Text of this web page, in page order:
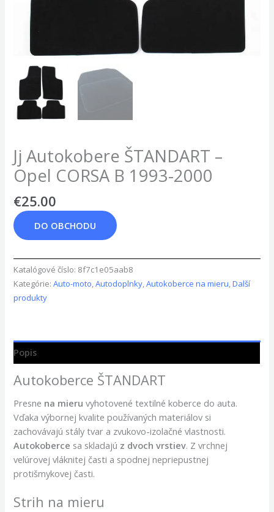
Jj Autokobere ŠTANDART –
Opel CORSA B 1993-2000
€25.00
DO OBCHODU
Katalógové číslo: 8f7c1e05aab8
Kategórie:Auto-moto,Autodoplnky,Autokoberce na mieru,Další
produkty
Popis
Autokoberce ŠTANDART
Presne na mieruvyhotovené textilné koberce do auta.
Vďaka výbornej kvalite používaných materiálov si
zachovávajú stály tvar a zvukovo-izolačné vlastnosti.
Autokoberce sa skladajú z dvoch vrstiev. Z vrchnej
velúrovej vláknitej časti a spodnej nepriepustnej
protišmykovej časti.
Strih na mieru